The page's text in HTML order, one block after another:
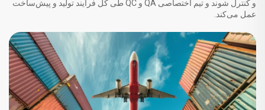
و کنترل شوند و تیم اختصاصی QA و QC طی کل فرآیند تولید و پیش‌ساخت
عمل می‌کند.